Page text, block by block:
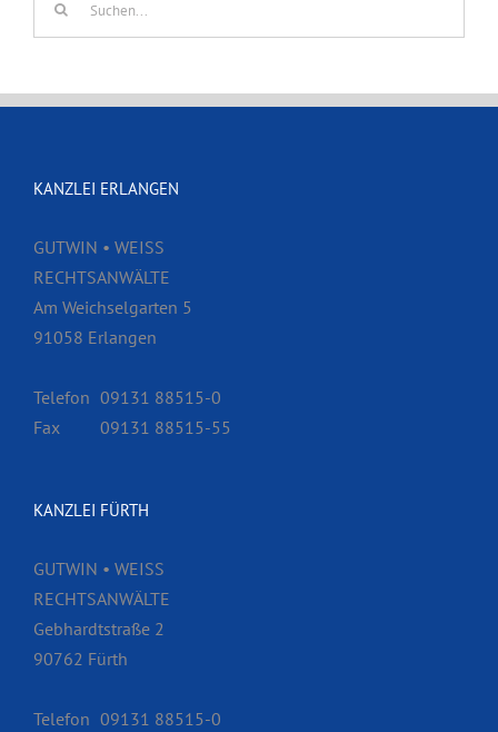
KANZLEI ERLANGEN
GUTWIN • WEISS
RECHTSANWÄLTE
Am Weichselgarten 5
91058 Erlangen
Telefon 09131 88515-0
Fax
09131 88515-55
KANZLEI FÜRTH
GUTWIN • WEISS
RECHTSANWÄLTE
Gebhardtstraße 2
90762 Fürth
Telefon 09131 88515-0